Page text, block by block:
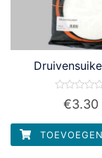
Waardering
5
€3.30